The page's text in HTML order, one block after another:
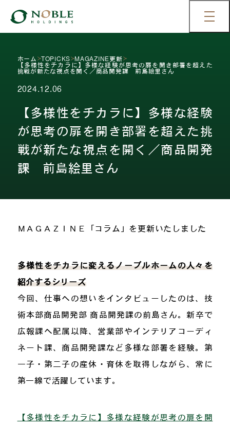
ホーム TOPICKS
MAGAZINE更新
【多様性をチカラに】多様な経験が思考の扉を開き部署を超えた
挑戦が新たな視点を開く／商品開発課 前島絵里さん
2024.12.06
【多様性をチカラに】多様な経験
が思考の扉を開き部署を超えた挑
戦が新たな視点を開く／商品開発
課 前島絵里さん
ＭＡＧＡＺＩＮＥ「コラム」を更新いたしました
多様性をチカラに変えるノーブルホームの人々を
紹介するシリーズ
今回、仕事への想いをインタビューしたのは、技
術本部商品開発部 商品開発課の前島さん。新卒で
広報課へ配属以降、営業部やインテリアコーディ
ネート課、商品開発課など多様な部署を経験。第
一子・第二子の産休・育休を取得しながら、常に
第一線で活躍しています。
【多様性をチカラに】多様な経験が思考の扉を開